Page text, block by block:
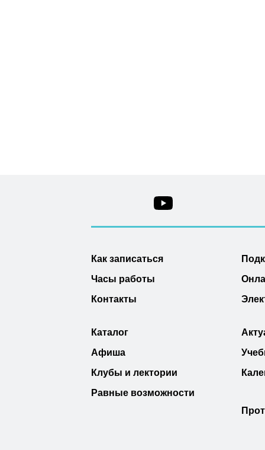
Как записаться
Часы работы
Контакты
Каталог
Афиша
Клубы и лектории
Равные возможности